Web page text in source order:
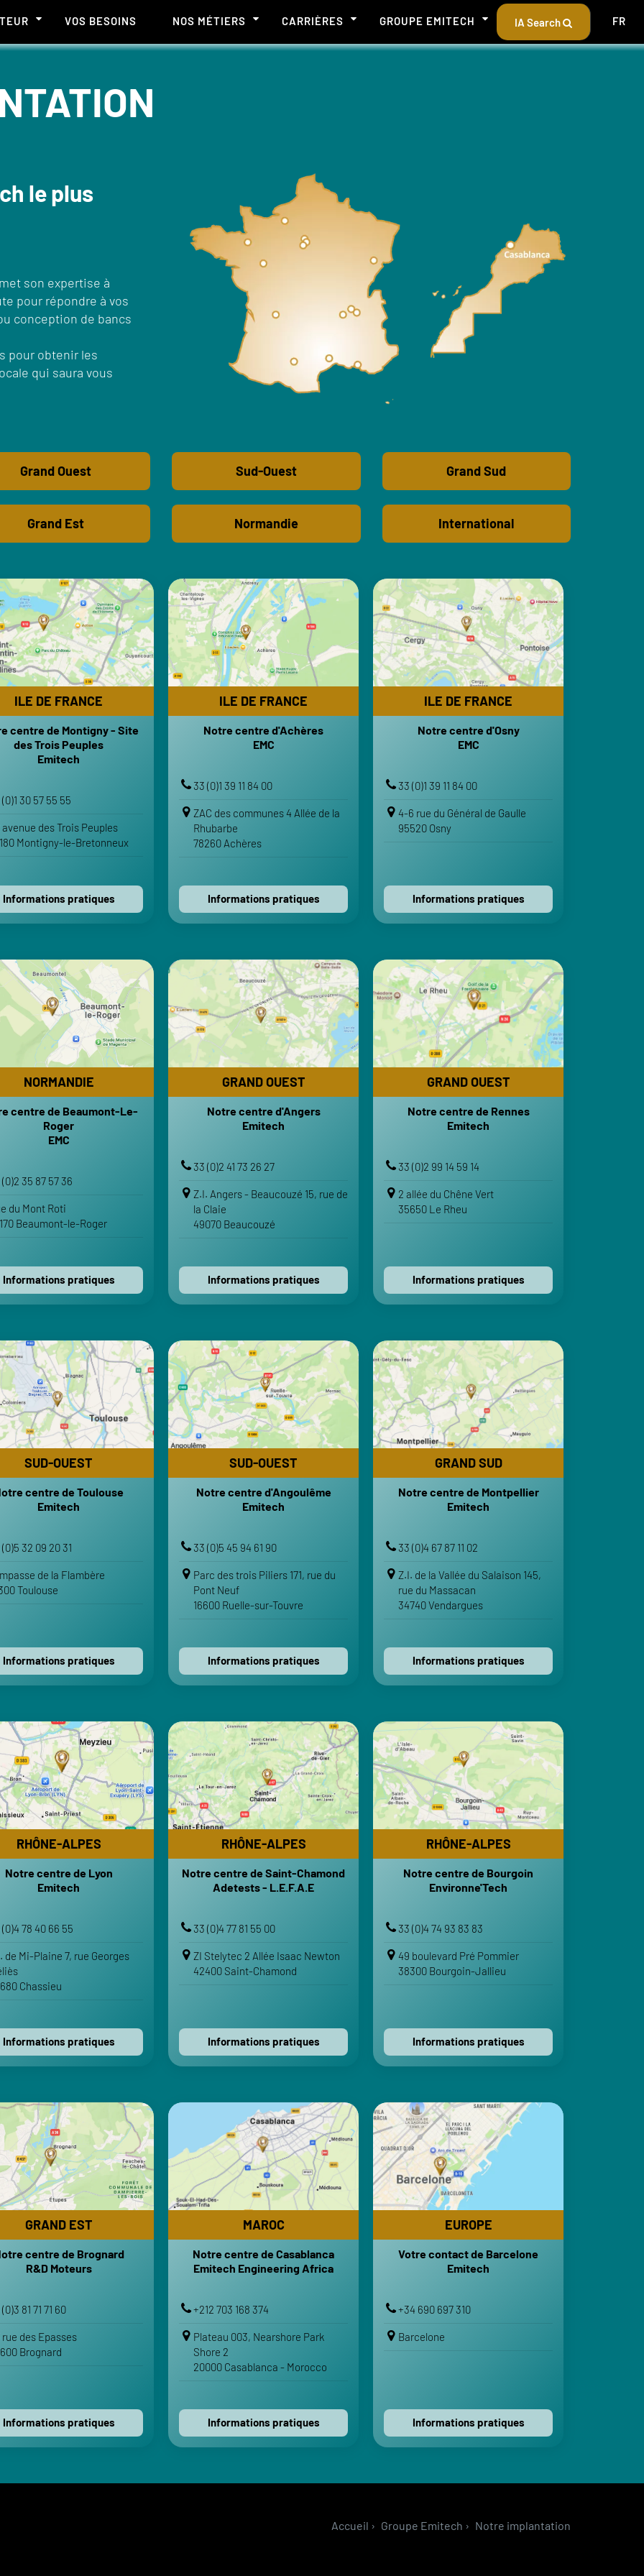
VOS BESOINS NOS MÉTIERS CARRIÈRES GROUPE EMITECH IA Search FR
le plus
son expertise à
pour répondre à vos
conception de bancs
pour obtenir les
qui saura vous
Grand Ouest Sud-Ouest Grand Sud
Grand Est Normandie International
ILE DE FRANCE
centre de Montigny - Site
des Trois Peuples
Emitech
30 57 55 55
avenue des Trois Peuples
Montigny-le-Bretonneux
Informations pratiques
ILE DE FRANCE
centre de Montigny - Site
des Trois Peuples
Emitech
HORAIRES
Vendredi : 8h-12h | 13h30-18h
Samedi-Dimanche : Fermé
TRANSPORTS
de Saint-Quentin-en-Yvelines -
Montigny-le-Bretonneux
VOTRE ITINÉRAIRE
Voir sur Google Maps
Contactez-nous
ILE DE FRANCE
Notre centre d'Achères
EMC
33 (0)1 39 11 84 00
ZAC des communes 4 Allée de la
Rhubarbe
78260 Achères
Informations pratiques
ILE DE FRANCE
Notre centre d'Achères
EMC
HORAIRES
Lundi-Vendredi : 8h-12h | 13h30-18h
TRANSPORTS
Gare d'Achères
Gare de Conflans-Sainte-Honorine
VOTRE ITINÉRAIRE
Voir sur Google Maps
Contactez-nous
ILE DE FRANCE
Notre centre d'Osny
EMC
33 (0)1 39 11 84 00
4-6 rue du Général de Gaulle
95520 Osny
Informations pratiques
ILE DE FRANCE
Notre centre d'Osny
EMC
HORAIRES
Lundi-Vendredi : 8h-12h | 13h30-18h
TRANSPORTS
Gare d'Osny
Gare de Pontoise
VOTRE ITINÉRAIRE
Voir sur Google Maps
Contactez-nous
NORMANDIE
centre de Beaumont-Le-
Roger
EMC
(0)2 35 87 57 36
du Mont Roti
Beaumont-le-Roger
Informations pratiques
NORMANDIE
centre de Beaumont-Le-
Roger
EMC
HORAIRES
Vendredi : 8h-12h | 13h30-18h
Samedi-Dimanche : Fermé
TRANSPORTS
SNCF de Beaumont-le-Roger
Voir sur Google Maps
Voir sur Apple Maps
Contactez-nous
GRAND OUEST
Notre centre d'Angers
Emitech
33 (0)2 41 73 26 27
Z.I. Angers - Beaucouzé 15, rue de
la Claie
49070 Beaucouzé
Informations pratiques
GRAND OUEST
Notre centre d'Angers
Emitech
HORAIRES
Lundi-Vendredi : 8h-12h | 13h30-18h
TRANSPORTS
Gare d'Angers Saint-Laud
Voir sur Google Maps
Voir sur Apple Maps
Contactez-nous
GRAND OUEST
Notre centre de Rennes
Emitech
33 (0)2 99 14 59 14
2 allée du Chêne Vert
35650 Le Rheu
Informations pratiques
GRAND OUEST
Notre centre de Rennes
Emitech
HORAIRES
Lundi-Vendredi : 8h-12h | 13h30-18h
TRANSPORTS
Gare de Rennes
Aéroport Rennes Saint-Jacques
Contactez-nous
SUD-OUEST
centre de Toulouse
Emitech
(0)5 32 09 20 31
de la Flambère
Toulouse
Informations pratiques
SUD-OUEST
Notre centre de Toulouse
Emitech
HORAIRES
Vendredi : 8h-12h | 13h30-18h
TRANSPORTS
Aéroport Toulouse-Blagnac
Gare Toulouse Matabiau
Contactez-nous
SUD-OUEST
Notre centre d'Angoulême
Emitech
33 (0)5 45 94 61 90
Parc des trois Piliers 171, rue du
Pont Neuf
16600 Ruelle-sur-Touvre
Informations pratiques
SUD-OUEST
Notre centre d'Angoulême
Emitech
HORAIRES
Lundi-Vendredi : 8h-12h | 13h30-18h
TRANSPORTS
Gare d'Angoulême
Gare de Ruelle-sur-Touvre
VOTRE ITINÉRAIRE
Voir sur Google Maps
Contactez-nous
GRAND SUD
Notre centre de Montpellier
Emitech
33 (0)4 67 87 11 02
Z.I. de la Vallée du Salaison 145,
rue du Massacan
34740 Vendargues
Informations pratiques
GRAND SUD
Notre centre de Montpellier
Emitech
HORAIRES
Lundi-Vendredi : 8h-12h | 13h30-18h
TRANSPORTS
Aéroport Montpellier Méditerranée
Gare Montpellier Sud de France
VOTRE ITINÉRAIRE
Voir sur Google Maps
Voir sur Apple Maps
Contactez-nous
RHÔNE-ALPES
Notre centre de Lyon
Emitech
(0)4 78 40 66 55
de Mi-Plaine 7, rue Georges
Chassieu
Informations pratiques
RHÔNE-ALPES
Notre centre de Lyon
Emitech
HORAIRES
Vendredi : 8h-12h | 13h30-18h
Samedi-Dimanche : Fermé
TRANSPORTS
Gare Lyon Part-Dieu
Gare Lyon Perrache
VOTRE ITINÉRAIRE
Voir sur Google Maps
Contactez-nous
RHÔNE-ALPES
Notre centre de Saint-Chamond
Adetests - L.E.F.A.E
33 (0)4 77 81 55 00
ZI Stelytec 2 Allée Isaac Newton
42400 Saint-Chamond
Informations pratiques
RHÔNE-ALPES
Notre centre de Saint-Chamond
Adetests - L.E.F.A.E
HORAIRES
Lundi-Vendredi : 8h-12h | 13h30-18h
Samedi-Dimanche : Fermé
TRANSPORTS
Gare SNCF de Saint-Chamond
Gare de Saint-Étienne
VOTRE ITINÉRAIRE
Voir sur Google Maps
Contactez-nous
RHÔNE-ALPES
Notre centre de Bourgoin
Environne'Tech
33 (0)4 74 93 83 83
49 boulevard Pré Pommier
38300 Bourgoin-Jallieu
Informations pratiques
RHÔNE-ALPES
Notre centre de Bourgoin
Environne'Tech
HORAIRES
Lundi-Vendredi : 8h-12h | 13h30-18h
Samedi-Dimanche : Fermé
TRANSPORTS
Gare de Bourgoin-Jallieu
Gare de Lyon Part-Dieu
Voir sur Apple Maps
Contactez-nous
GRAND EST
centre de Brognard
R&D Moteurs
81 71 71 60
rue des Epasses
Brognard
Informations pratiques
GRAND EST
Notre centre de Brognard
R&D Moteurs
HORAIRES
Vendredi : 8h-12h | 13h30-18h
TRANSPORTS
Gare de Montbéliard
Gare TGV Belfort-Montbéliard
VOTRE ITINÉRAIRE
Voir sur Google Maps
Contactez-nous
MAROC
Notre centre de Casablanca
Emitech Engineering Africa
+212 703 168 374
Plateau 003, Nearshore Park
Shore 2
20000 Casablanca - Morocco
Informations pratiques
MAROC
Notre centre de Casablanca
Emitech Engineering Africa
HORAIRES
Lundi-Vendredi : 8h-12h | 13h30-18h
TRANSPORTS
Gare Casa-Voyageurs
Gare Casa-Port
VOTRE ITINÉRAIRE
Voir sur Google Maps
Contactez-nous
EUROPE
Votre contact de Barcelone
Emitech
+34 690 697 310
Barcelone
Informations pratiques
EUROPE
Votre contact de Barcelone
Emitech
Lundi-Vendredi : 8h-12h | 13h30-18h
VOTRE ITINÉRAIRE
Voir sur Google Maps
Voir sur Apple Maps
Contactez-nous
Accueil › Groupe Emitech › Notre implantation